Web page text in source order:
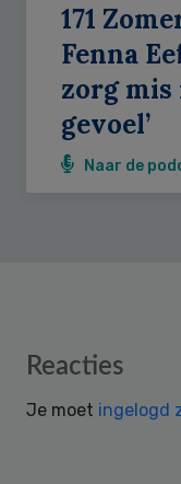
171
Fenna
zorg mis
gevoel’
Naar de
Reader
Reacties
Je moet ingelogd